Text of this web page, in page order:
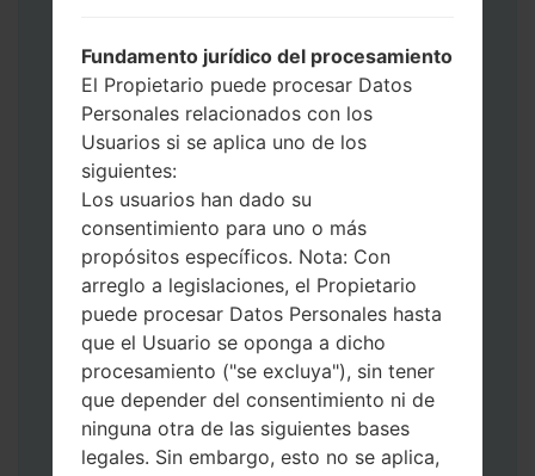
Presione y mantenga presionados la
tecla de Encendido, el botón de Subir
volumen y la tecla de Bixby.
Presione y mantenga presionadas las
teclas de Subir y de Bajar volumen y
luego conecte un cable USB.
Presione y mantenga presionados la
tecla de Encendido, el botón de Bajar
volumen y la tecla de Inicio.
Conecte un cable USB, luego
mantenga presionados el botón de Bixby
y la tecla de Bajar volumen.
Presione y mantenga presionados la
tecla de Encendido y el botón de Subir
volumen.
Fundamento jurídico del procesamiento
El Propietario puede procesar Datos
Personales relacionados con los
Usuarios si se aplica uno de los
siguientes:
Los usuarios han dado su
consentimiento para uno o más
propósitos específicos. Nota: Con
arreglo a legislaciones, el Propietario
puede procesar Datos Personales hasta
que el Usuario se oponga a dicho
procesamiento ("se excluya"), sin tener
que depender del consentimiento ni de
ninguna otra de las siguientes bases
legales. Sin embargo, esto no se aplica,